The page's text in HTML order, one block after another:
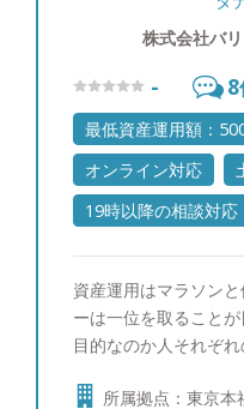
株式会社バ
- 8
最低資産運用額：
オンライン対応
19時以降の相談対応
資産運用はマラソン
ーは一位を取ること
目的なのか人それぞ
ス配分のアドバイス
所属拠点：東京本